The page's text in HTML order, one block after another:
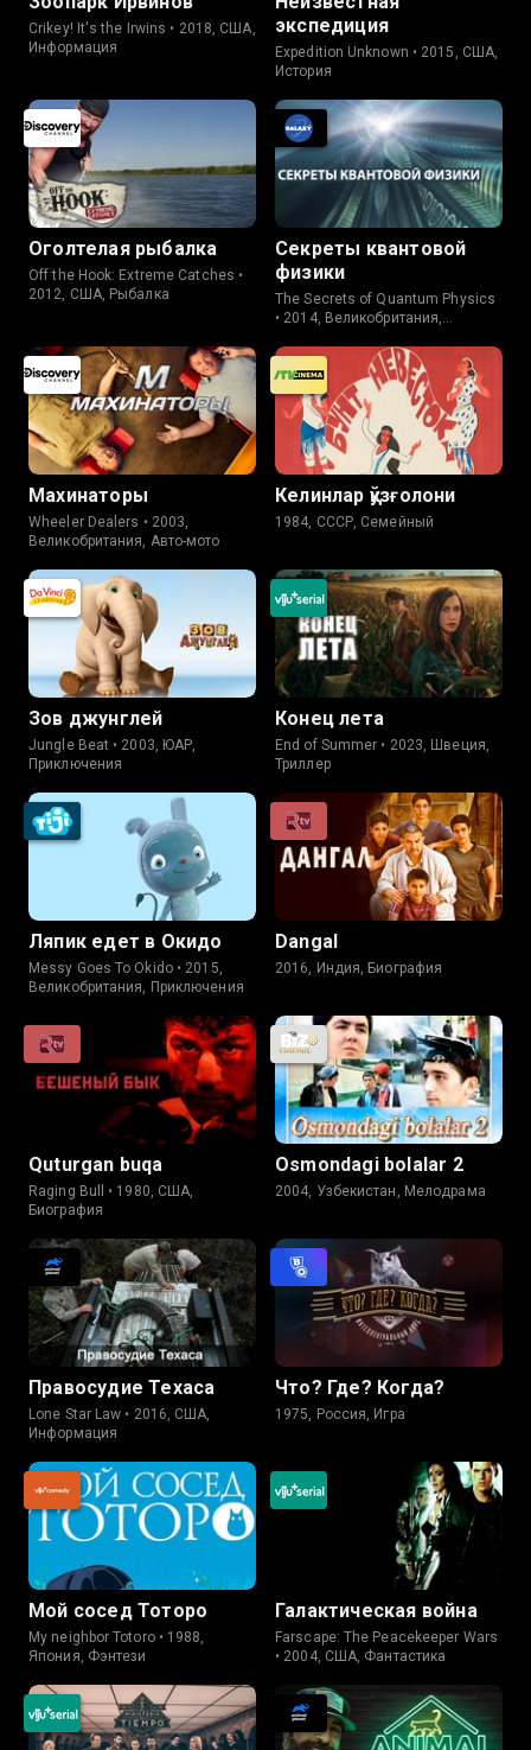
Crikey! It's the Irwins • 2018, США,
Информация
экспедиция
Expedition Unknown • 2015, США,
История
Оголтелая рыбалка
Off the Hook: Extreme Catches •
2012, США, Рыбалка
Секреты квантовой
физики
The Secrets of Quantum Physics
• 2014, Великобритания,
Махинаторы
Wheeler Dealers • 2003,
Великобритания, Авто-мото
Келинлар қўзғолони
1984, СССР, Семейный
Зов джунглей
Jungle Beat • 2003, ЮАР,
Приключения
Конец лета
End of Summer • 2023, Швеция,
Триллер
Ляпик едет в Окидо
Messy Goes To Okido • 2015,
Великобритания, Приключения
Dangal
2016, Индия, Биография
Quturgan buqa
Raging Bull • 1980, США,
Биография
Osmondagi bolalar 2
2004, Узбекистан, Мелодрама
Правосудие Техаса
Lone Star Law • 2016, США,
Информация
Что? Где? Когда?
1975, Россия, Игра
Мой сосед Тоторо
My neighbor Totoro • 1988,
Япония, Фэнтези
Галактическая война
Farscape: The Peacekeeper Wars
• 2004, США, Фантастика